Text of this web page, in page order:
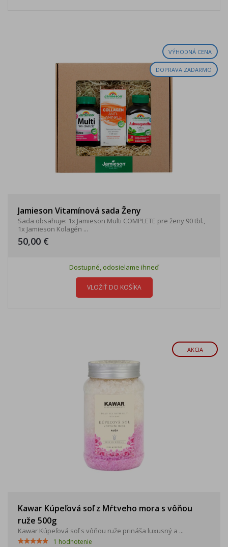
VÝHODNÁ CENA
DOPRAVA ZADARMO
Jamieson Vitamínová sada Ženy
Sada obsahuje: 1x Jamieson Multi COMPLETE pre ženy 90 tbl.,
1x Jamieson Kolagén ...
50,00 €
Dostupné, odosielame ihneď
VLOŽIŤ DO KOŠÍKA
AKCIA
Kawar Kúpeľová soľ z Mŕtveho mora s vôňou
ruže 500g
Kawar Kúpeľová soľ s vôňou ruže prináša luxusný a ...
1 hodnotenie